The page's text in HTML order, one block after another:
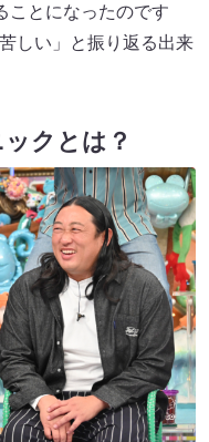
ことになったのです
しい」と振り返る出来
クとは？